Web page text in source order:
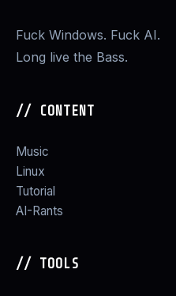
Fuck Windows. Fuck AI.
Long live the Bass.
// CONTENT
Music
Linux
Tutorial
AI-Rants
// TOOLS